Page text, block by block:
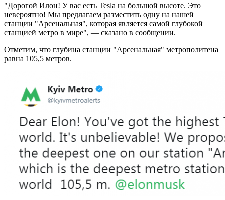
"Дорогой Илон! У вас есть Tesla на большой высоте. Это
невероятно! Мы предлагаем разместить одну на нашей
станции "Арсенальная", которая является самой глубокой
станцией метро в мире", — сказано в сообщении.
Отметим, что глубина станции "Арсенальная" метрополитена
равна 105,5 метров.